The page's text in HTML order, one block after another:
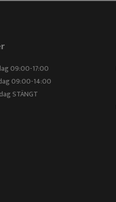
09:00-17:00
09:00-14:00
STÄNGT